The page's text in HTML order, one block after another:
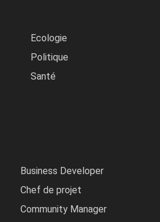
Ecologie
Politique
Santé
Business Developer
Chef de projet
Community Manager